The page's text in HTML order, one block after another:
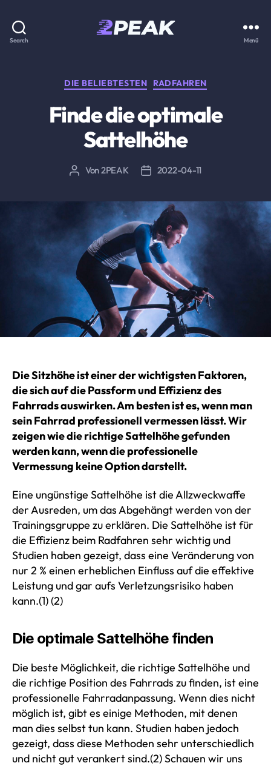
Search Menü
Kategorien
DIE BELIEBTESTEN RADFAHREN
Finde die optimale
Sattelhöhe
Beitragsautor
Von2PEAK Beitragsdatum
2022-04-11
Die Sitzhöhe ist einer der wichtigsten Faktoren,
die sich auf die Passform und Effizienz des
Fahrrads auswirken. Am besten ist es, wenn man
sein Fahrrad professionell vermessen lässt. Wir
zeigen wie die richtige Sattelhöhe gefunden
werden kann, wenn die professionelle
Vermessung keine Option darstellt.
Eine ungünstige Sattelhöhe ist die Allzweckwaffe
der Ausreden, um das Abgehängt werden von der
Trainingsgruppe zu erklären. Die Sattelhöhe ist für
die Effizienz beim Radfahren sehr wichtig und
Studien haben gezeigt, dass eine Veränderung von
nur 2 % einen erheblichen Einfluss auf die effektive
Leistung und gar aufs Verletzungsrisiko haben
kann.(1) (2)
Die optimale Sattelhöhe finden
Die beste Möglichkeit, die richtige Sattelhöhe und
die richtige Position des Fahrrads zu finden, ist eine
professionelle Fahrradanpassung. Wenn dies nicht
möglich ist, gibt es einige Methoden, mit denen
man dies selbst tun kann. Studien haben jedoch
gezeigt, dass diese Methoden sehr unterschiedlich
und nicht gut verankert sind.(2) Schauen wir uns